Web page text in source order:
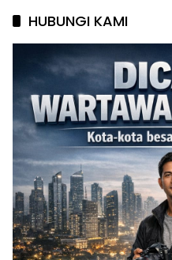
HUBUNGI KAMI